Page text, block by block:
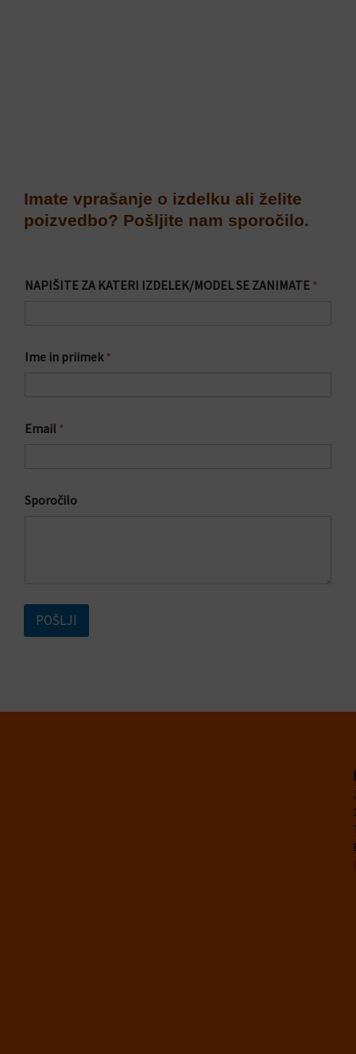
Imate vprašanje o izdelku ali želite
poizvedbo? Pošljite nam sporočilo.
NAPIŠITE ZA KATERI IZDELEK/MODEL SE ZANIMATE *
*Ime in priimek*
Email *
Sporočilo
POŠLJI